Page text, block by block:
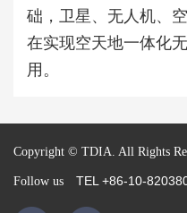
础，卫星、无人机、
在实现空天地一体化
用。
Copyright © TDIA. All Rights
Follow us TEL +86-10-